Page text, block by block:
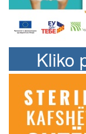
Kliko